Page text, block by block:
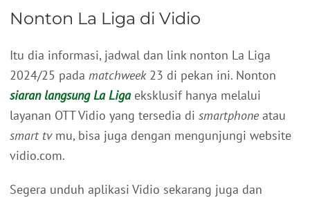
Nonton La Liga di Vidio
Itu dia informasi, jadwal dan link nonton La Liga
2024/25 pada matchweek23 di pekan ini. Nonton
siaran langsung La Ligaeksklusif hanya melalui
layanan OTT Vidio yang tersedia di smartphoneatau
smart tvmu, bisa juga dengan mengunjungi website
vidio.com.
Segera unduh aplikasi Vidio sekarang juga dan